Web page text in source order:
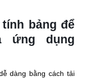
bảng để
ứng dụng
dàng bằng cách tải